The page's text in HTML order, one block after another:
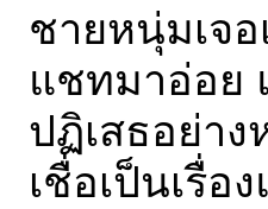
ชายหนุ่มเจ
แชทมาอ่อย
ปฏิเสธอย่าง
เชื่อเป็นเรื่อ